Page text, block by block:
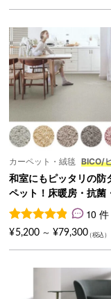
カーペット・絨毯 BICO/
和室にもピッタリの防
ペット！床暖房・抗菌
応『BICO/ビコ』
10
件の利用者評価に
10 件
¥5,200 ～ ¥79,300